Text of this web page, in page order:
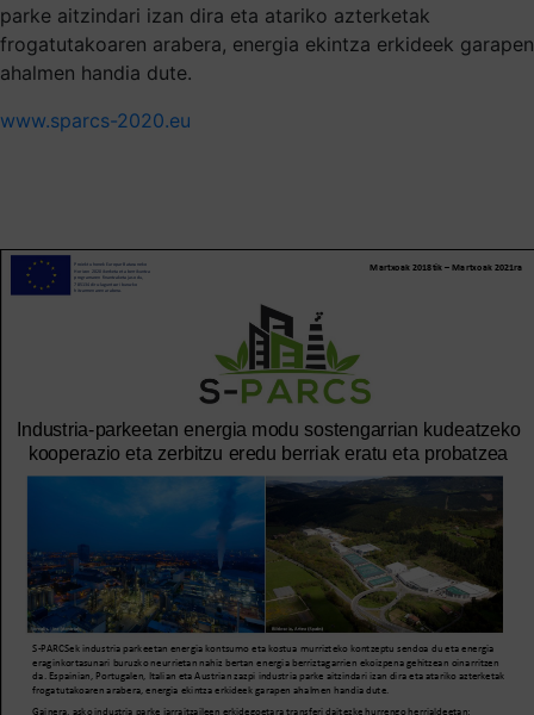
parke aitzindari izan dira eta atariko azterketak
frogatutakoaren arabera, energia ekintza erkideek garapen
ahalmen handia dute.
www.sparcs-2020.eu